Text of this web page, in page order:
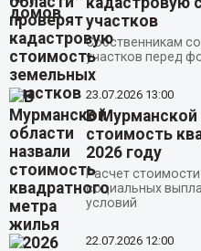
участков
Собственникам
участков перед
23.07.2026 13:00
В Мурманской
стоимость
2026 году
Расчет
социальных
условий
22.07.2026 12:00